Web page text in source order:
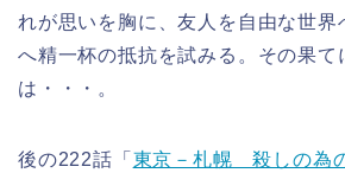
れが思いを胸に、友人を自由な世界
へ精一杯の抵抗を試みる。その果て
は・・・。
後の222話「 東京－札幌 殺しの為